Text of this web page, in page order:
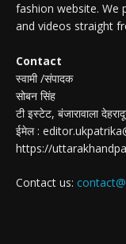
fashion website. We
and videos straight
Contact
स्वामी /संपादक
सोबन सिंह
टी इस्टेट, बंजारावाला
ईमेल :
https://
Contact us: